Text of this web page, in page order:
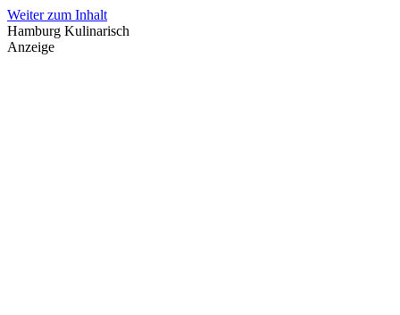
Weiter zum Inhalt
Hamburg Kulinarisch
Anzeige